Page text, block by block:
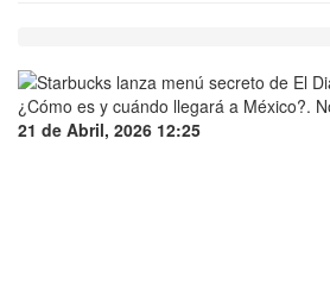
21 de Abril, 2026 12:25